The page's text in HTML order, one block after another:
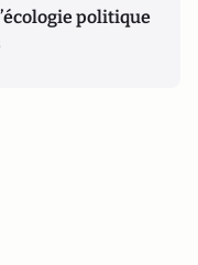
politique